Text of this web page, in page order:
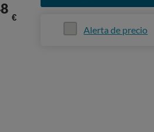
€
Alerta de precio